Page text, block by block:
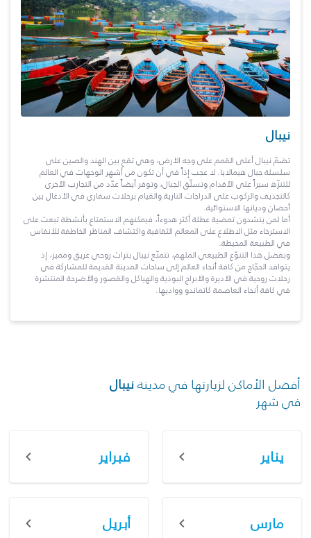
نيبال
تضمّ نيبال أعلى القمم على وجه الأرض، وهي تقع بين الهند والصين على
سلسلة جبال هيمالايا. لا عجب إذاً في أن تكون من أشهر الوجهات في العالم
للتنزّه سيراً على الأقدام وتسلّق الجبال، وتوفر أيضاً عدّد من التجارب الأخرى
كالتجديف والركوب على الدراجات النارية والقيام برحلات سفاري في الأدغال بين
أحضان وديانها الاستوائية.
أما لمن ينشدون تمضية عطلة أكثر هدوءاً، فيمكنهم الاستمتاع بأنشطة تبعث على
الاسترخاء مثل الاطلاع على المعالم الثقافية واكتشاف المناظر الخاطفة للأنفاس
في الطبيعة المحيطة.
وبفضل هذا التنوّع الطبيعي الملهم، تتمتّع نيبال بتراث روحي عريق ومميز، إذ
يتوافد الحجّاج من كافة أنحاء العالم إلى ساحات المدينة القديمة للمشاركة في
رحلات روحية في الأديرة والأبراج البوذية والهياكل والقصور والأضرحة المنتشرة
في كافة أنحاء العاصمة كاتماندو وواديها.
أفضل الأماكن لزيارتها في مدينةنيبال
في شهر
يناير فبراير
مارس أبريل